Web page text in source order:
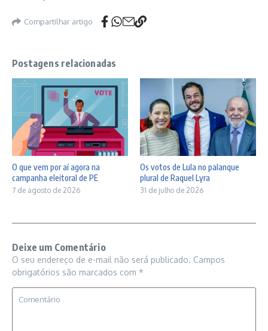
Compartilhar artigo
Postagens relacionadas
O que vem por aí agora na
campanha eleitoral de PE
7 de agosto de 2026
Os votos de Lula no palanque
plural de Raquel Lyra
31 de julho de 2026
Deixe um Comentário
O seu endereço de e-mail não será publicado. Campos
obrigatórios são marcados com *